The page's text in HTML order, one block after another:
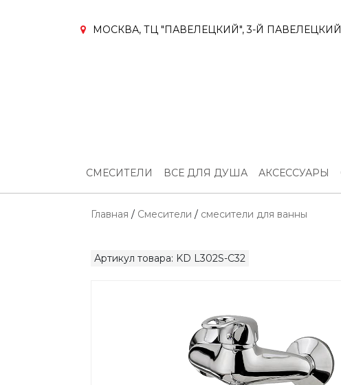
МОСКВА, ТЦ "ПАВЕЛЕЦКИЙ", 3-Й
СМЕСИТЕЛИ ВСЕ ДЛЯ ДУША АКСЕССУАРЫ
Главная / Смесители / смесители для ванны
Артикул товара: KD L302S-C32